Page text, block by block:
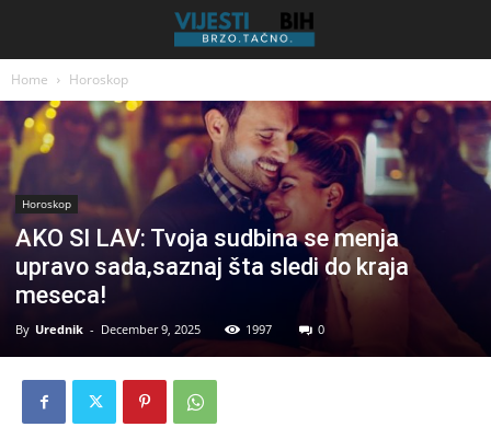
Home Horoskop
Horoskop
AKO SI LAV: Tvoja sudbina se menja
upravo sada,saznaj šta sledi do kraja
meseca!
By Urednik - December 9, 2025 1997 0